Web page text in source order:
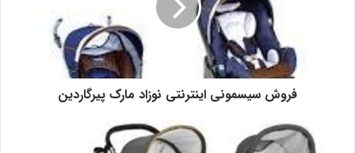
فروش سیسمونی اینترنتی نوزاد مارک پیرگاردین